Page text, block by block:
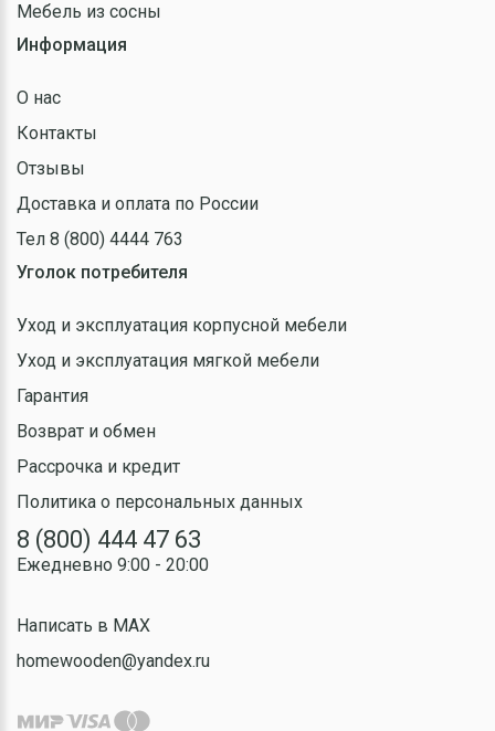
Мебель из сосны
Информация
О нас
Контакты
Отзывы
Доставка и оплата по России
Тел 8 (800) 4444 763
Уголок потребителя
Уход и эксплуатация корпусной мебели
Уход и эксплуатация мягкой мебели
Гарантия
Возврат и обмен
Рассрочка и кредит
Политика о персональных данных
8 (800) 444 47 63
Ежедневно 9:00 - 20:00
Написать в MAX
homewooden@yandex.ru